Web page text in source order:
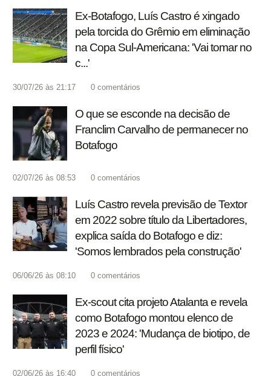
Ex-Botafogo, Luís Castro é xingado
pela torcida do Grêmio em eliminação
na Copa Sul-Americana: 'Vai tomar no
c...'
30/07/26 às 21:17 0 comentários
O que se esconde na decisão de
Franclim Carvalho de permanecer no
Botafogo
02/07/26 às 08:53 0 comentários
Luís Castro revela previsão de Textor
em 2022 sobre título da Libertadores,
explica saída do Botafogo e diz:
'Somos lembrados pela construção'
06/06/26 às 08:10 0 comentários
Ex-scout cita projeto Atalanta e revela
como Botafogo montou elenco de
2023 e 2024: 'Mudança de biotipo, de
perfil físico'
02/06/26 às 16:40 0 comentários